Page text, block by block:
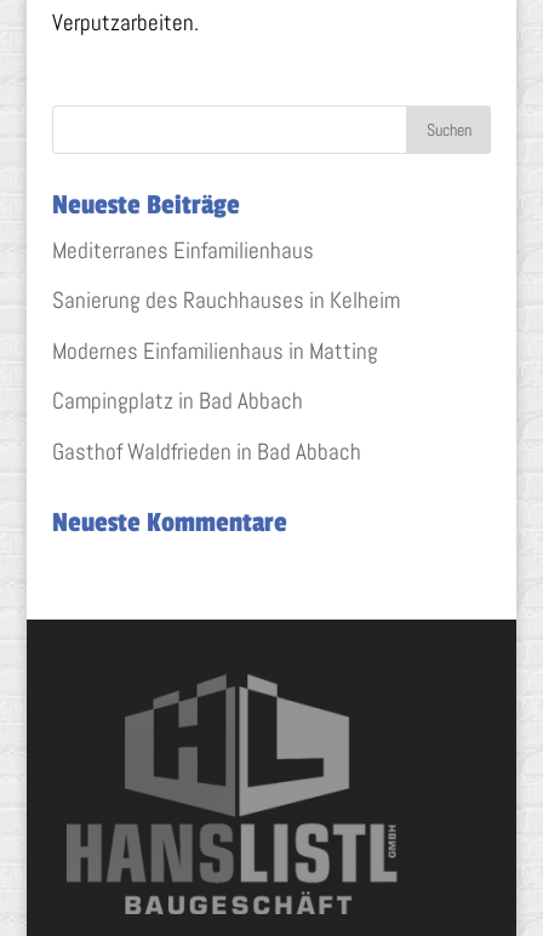
Verputzarbeiten.
Neueste Beiträge
Mediterranes Einfamilienhaus
Sanierung des Rauchhauses in Kelheim
Modernes Einfamilienhaus in Matting
Campingplatz in Bad Abbach
Gasthof Waldfrieden in Bad Abbach
Neueste Kommentare